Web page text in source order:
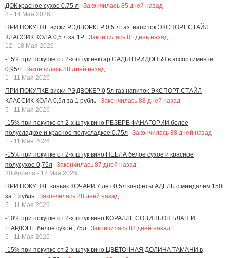
ДОК красное сухое 0,75 л
Закончилась 85 дней назад
8 - 14 Мая 2026
ПРИ ПОКУПКЕ виски РЭДВОРКЕР 0,5 л газ. напиток ЭКСПОРТ СТАЙЛ
КЛАССИК КОЛА 0,5 л за 1Р
Закончилась 81 день назад
12 - 18 Мая 2026
-15% при покупке от 2-х штук нектар САДЫ ПРИДОНЬЯ в ассортименте
0,95л
Закончилась 88 дней назад
1 - 11 Мая 2026
ПРИ ПОКУПКЕ виски РЭДВОКЕР 0,5л газ.напиток ЭКСПОРТ СТАЙЛ
КЛАССИК КОЛА 0,5л за 1 рубль
Закончилась 88 дней назад
5 - 11 Мая 2026
-15% при покупке от 2-х штук вино РЕЗЕРВ ФАНАГОРИИ белое
полусладкое и красное полусладкое 0,75л
Закончилась 88 дней назад
1 - 11 Мая 2026
-15% при покупке от 2-х штук вино НЕБЛА белое сухое и красное
полусухое 0,75л
Закончилась 87 дней назад
30 Апреля - 12 Мая 2026
ПРИ ПОКУПКЕ коньяк КОЧАРИ 7 лет 0,5л конфеты АДЕЛЬ с миндалем 150г
за 1 рубль
Закончилась 88 дней назад
5 - 11 Мая 2026
-10% при покупке от 2-х штук вино КОРАЛЛЕ СОВИНЬОН БЛАН И
ШАРДОНЕ белое сухое ,75л
Закончилась 88 дней назад
5 - 11 Мая 2026
-15% при покупке от 2-х штук вино ЦВЕТОЧНАЯ ДОЛИНА ТАМАНИ в